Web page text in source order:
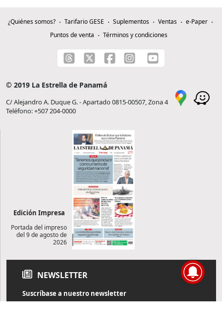
¿Quiénes somos? Tarifario GESE Suplementos Ventas
e-Paper
Puntos de venta
Términos y condiciones
© 2019 La Estrella de Panamá
C/ Alejandro A. Duque G. - Apartado 0815-00507, Zona 4
Teléfono: +507 204-0000
Edición Impresa
Portada del impreso
del 9 de agosto de
2026
NEWSLETTER
Suscríbase a nuestro newsletter
Reciba diariamente información de actualidad directamente en